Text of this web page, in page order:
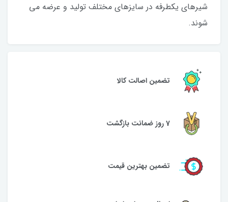
شیرهای یکطرفه در سایزهای مختلف تولید و عرضه می
شوند.
تضمین اصالت کالا
7 روز ضمانت بازگشت
تضمین بهترین قیمت